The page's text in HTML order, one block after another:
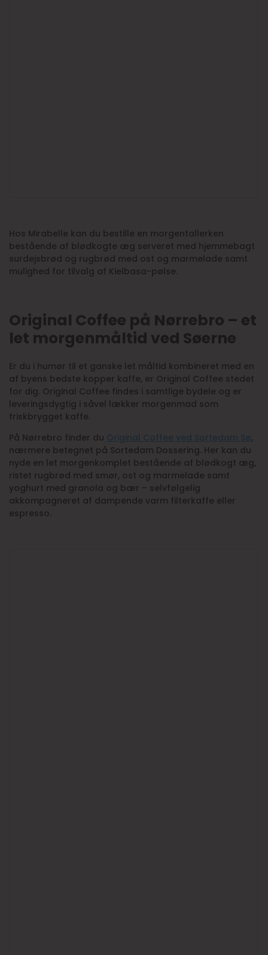
Hos Mirabelle kan du bestille en morgentallerken
bestående af blødkogte æg serveret med hjemmebagt
surdejsbrød og rugbrød med ost og marmelade samt
mulighed for tilvalg af Kielbasa-pølse.
Original Coffee på Nørrebro – et
let morgenmåltid ved Søerne
Er du i humør til et ganske let måltid kombineret med en
af byens bedste kopper kaffe, er Original Coffee stedet
for dig. Original Coffee findes i samtlige bydele og er
leveringsdygtig i såvel lækker morgenmad som
friskbrygget kaffe.
På Nørrebro finder du Original Coffee ved Sortedam Sø,
nærmere betegnet på Sortedam Dossering. Her kan du
nyde en let morgenkomplet bestående af blødkogt æg,
ristet rugbrød med smør, ost og marmelade samt
yoghurt med granola og bær – selvfølgelig
akkompagneret af dampende varm filterkaffe eller
espresso.